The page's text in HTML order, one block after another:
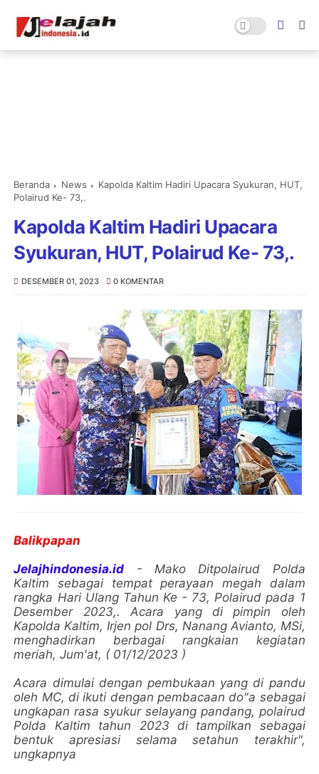
Beranda News
Kapolda Kaltim Hadiri Upacara Syukuran, HUT,
Polairud Ke- 73,.
Kapolda Kaltim Hadiri Upacara
Syukuran, HUT, Polairud Ke- 73,.
DESEMBER 01, 2023 0 KOMENTAR
Balikpapan
Jelajhindonesia.id - Mako Ditpolairud Polda
Kaltim sebagai tempat perayaan megah dalam
rangka Hari Ulang Tahun Ke - 73, Polairud pada 1
Desember 2023,. Acara yang di pimpin oleh
Kapolda Kaltim, Irjen pol Drs, Nanang Avianto, MSi,
menghadirkan berbagai rangkaian kegiatan
meriah, Jum'at, ( 01/12/2023 )
Acara dimulai dengan pembukaan yang di pandu
oleh MC, di ikuti dengan pembacaan do"a sebagai
ungkapan rasa syukur selayang pandang, polairud
Polda Kaltim tahun 2023 di tampilkan sebagai
bentuk apresiasi selama setahun terakhir",
ungkapnya